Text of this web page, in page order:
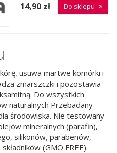
14,90 zł Do sklepu
usuwa martwe komórki i
zmarszczki i pozostawia
Do wszystkich
naturalnych Przebadany
środowiska. Nie testowany
mineralnych (parafin),
silikonów, parabenów,
(GMO FREE).